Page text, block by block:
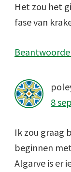
Het zou het
fase van
8
Ik zou graag
beginnen
Algarve is er